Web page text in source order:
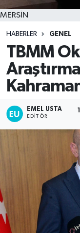
MERSİN
HABERLER GENEL
TBMM
EMEL USTA
EDITÖR